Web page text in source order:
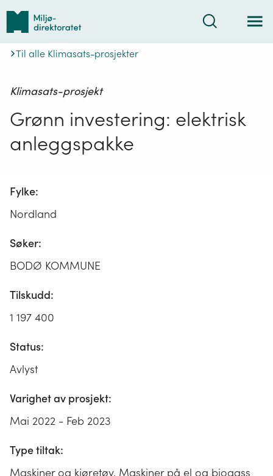
Tilbake
forsiden
Søk
Til alle Klimasats-prosjekter
Klimasats-prosjekt
Grønn investering: elektrisk
anleggspakke
Fylke:
Nordland
Søker:
BODØ KOMMUNE
Tilskudd:
1 197 400
Status:
Avlyst
Varighet av prosjekt:
Mai 2022 - Feb 2023
Type tiltak:
Maskiner og kjøretøy, Maskiner på el og biogass